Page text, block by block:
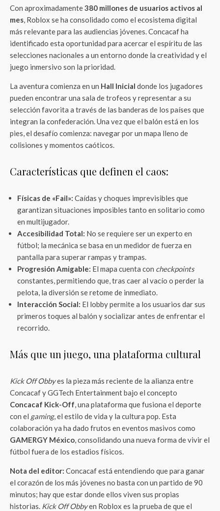
Con aproximadamente380 millones de usuarios activos al
mes, Roblox se ha consolidado como el ecosistema digital
más relevante para las audiencias jóvenes. Concacaf ha
identificado esta oportunidad para acercar el espíritu de las
selecciones nacionales a un entorno donde la creatividad y el
juego inmersivo son la prioridad.
La aventura comienza en un Hall Inicial donde los jugadores
pueden encontrar una sala de trofeos y representar a su
selección favorita a través de las banderas de los países que
integran la confederación. Una vez que el balón está en los
pies, el desafío comienza: navegar por un mapa lleno de
colisiones y momentos caóticos.
Características que definen el caos:
Físicas de «Fail»: Caídas y choques imprevisibles que
garantizan situaciones imposibles tanto en solitario como
en multijugador.
Accesibilidad Total: No se requiere ser un experto en
fútbol; la mecánica se basa en un medidor de fuerza en
pantalla para superar rampas y trampas.
Progresión Amigable: El mapa cuenta con checkpoints
constantes, permitiendo que, tras caer al vacío o perder la
pelota, la diversión se retome de inmediato.
Interacción Social: El lobby permite a los usuarios dar sus
primeros toques al balón y socializar antes de enfrentar el
recorrido.
Más que un juego, una plataforma cultural
Kick Off Obbyes la pieza más reciente de la alianza entre
Concacaf y GGTech Entertainment bajo el concepto
Concacaf Kick-Off, una plataforma que fusiona el deporte
con el gaming, el estilo de vida y la cultura pop. Esta
colaboración ya ha dado frutos en eventos masivos como
GAMERGY México, consolidando una nueva forma de vivir el
fútbol fuera de los estadios físicos.
Nota del editor: Concacaf está entendiendo que para ganar
el corazón de los más jóvenes no basta con un partido de 90
minutos; hay que estar donde ellos viven sus propias
historias. Kick Off Obbyen Roblox es la prueba de que el